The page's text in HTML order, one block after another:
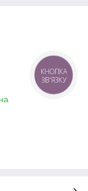
КНОПКА
ЗВ'ЯЗКУ